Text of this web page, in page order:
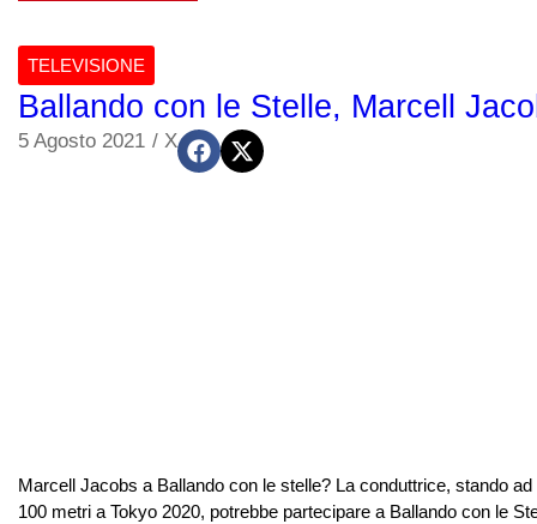
TELEVISIONE
Ballando con le Stelle, Marcell
5 Agosto 2021 / X
Marcell Jacobs a Ballando con le stelle? La conduttrice, stando
100 metri a Tokyo 2020, potrebbe partecipare a Ballando con le